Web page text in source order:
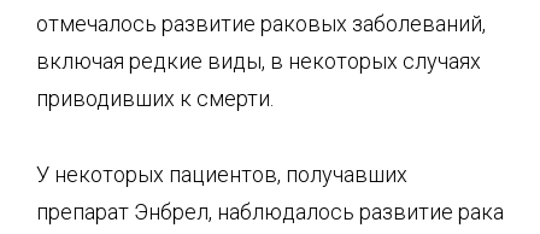
отмечалось развитие раковых заболеваний,
включая редкие виды, в некоторых случаях
приводивших к смерти.
У некоторых пациентов, получавших
препарат Энбрел, наблюдалось развитие рака